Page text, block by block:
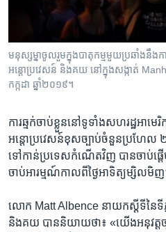
ទៅ​
កាន់​
បណ្តាញ​សង្គម
មនុស្សម្នា​ចូលរួម​ក្នុង​បាតុកម្ម​មួយ​ប្រឆាំង​នឹង​កា
អន្តោប្រវេសន៍ និង​គយ នៅ​ក្នុង​សង្កាត់
កក្កដា ឆ្នាំ២០១៩។
ការ​ឆ្មក់​ចាប់​ខ្លួន​នៅ​ទូទាំង​សហរដ្ឋ​អ
អន្តោប្រវេសន៍​ខុស​ច្បាប់​ចំនួន​ប្រហែល
ទៅ​កាន់​ប្រទេស​កំណើត​វិញ បាន​ចាប់ផ្ដើម​
ចាប់​អារម្មណ៍​កាល​ពី​ថ្ងៃ​អាទិត្យ​ម្សិលមិញ
លោក Matt Albence នាយក​ស្ដីទី​នៃ​ទីភ្ន
និង​គយ បាន​និយាយ​ថា៖ «យើង​អនុវត្ត​